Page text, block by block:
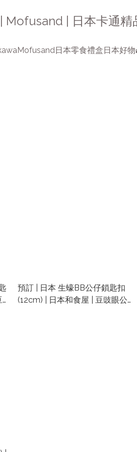
Mofusand | 日本卡通精
Mofusand日本零食禮盒日本好物
預訂 | 日本 生蠔BB公仔鎖匙扣
(12cm) | 日本和食屋 | 豆豉眼公